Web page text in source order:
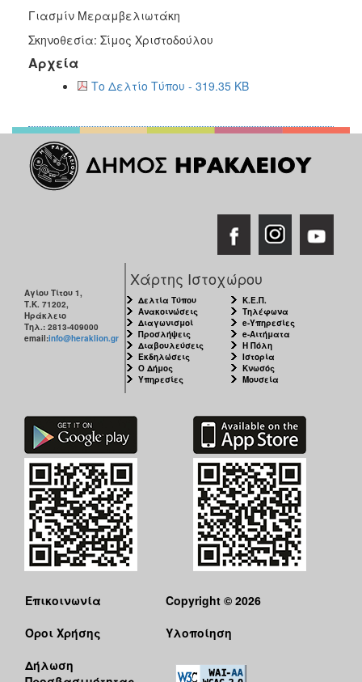
Γιασμίν Μεραμβελιωτάκη
Σκηνοθεσία: Σίμος Χριστοδούλου
Αρχεία
Το Δελτίο Τύπου - 319.35 KB
Αγίου Τίτου 1,
Τ.Κ. 71202,
Ηράκλειο
Τηλ.: 2813-409000
email:info@heraklion.gr
Χάρτης Ιστοχώρου
Δελτία Τύπου
Ανακοινώσεις
Διαγωνισμοί
Προσλήψεις
Διαβουλεύσεις
Εκδηλώσεις
Ο Δήμος
Υπηρεσίες
Κ.Ε.Π.
Τηλέφωνα
e-Υπηρεσίες
e-Αιτήματα
Η Πόλη
Ιστορία
Κνωσός
Μουσεία
Επικοινωνία
Όροι Χρήσης
Δήλωση
Copyright © 2026
Υλοποίηση